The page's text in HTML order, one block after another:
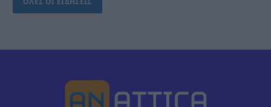
ΟΛΕΣ ΟΙ ΕΙΔΗΣΕΙΣ